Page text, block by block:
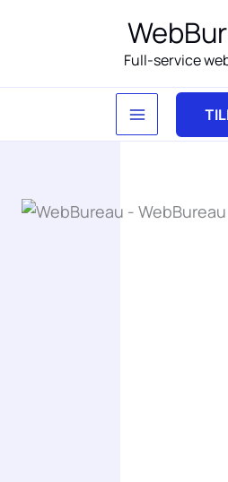
Full-service